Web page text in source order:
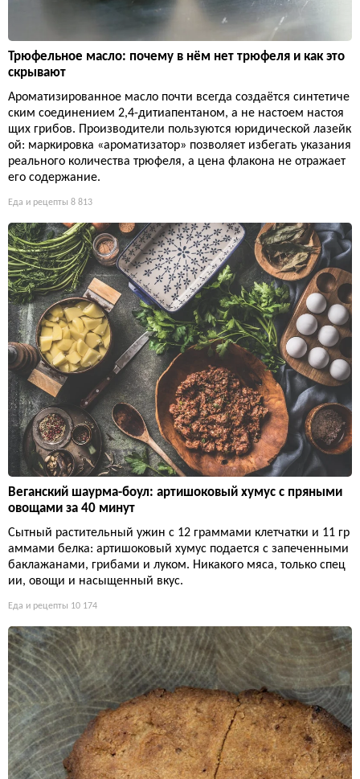
Трюфельное масло: почему в нём нет трюфеля и как это
скрывают
Ароматизированное масло почти всегда создаётся синтетиче
ским соединением 2,4-дитиапентаном, а не настоем настоя
щих грибов. Производители пользуются юридической лазейк
ой: маркировка «ароматизатор» позволяет избегать указания
реального количества трюфеля, а цена флакона не отражает
его содержание.
Еда и рецепты 8 813
Веганский шаурма-боул: артишоковый хумус с пряными
овощами за 40 минут
Сытный растительный ужин с 12 граммами клетчатки и 11 гр
аммами белка: артишоковый хумус подается с запеченными
баклажанами, грибами и луком. Никакого мяса, только спец
ии, овощи и насыщенный вкус.
Еда и рецепты 10 174